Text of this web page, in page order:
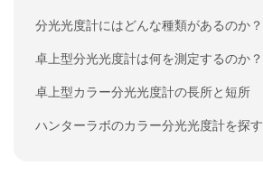
分光光度計にはどんな種類があるのか？
卓上型分光光度計は何を測定するのか？
卓上型カラー分光光度計の長所と短所
ハンターラボのカラー分光光度計を探す